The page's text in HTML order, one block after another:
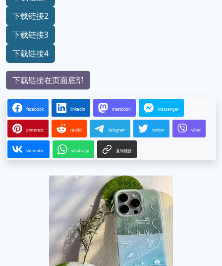
下载链接2
下载链接3
下载链接4
下载链接在页面底部
facebook linkedin mastodon messenger
pinterest reddit telegram twitter viber
vkontakte whatsapp 复制链接